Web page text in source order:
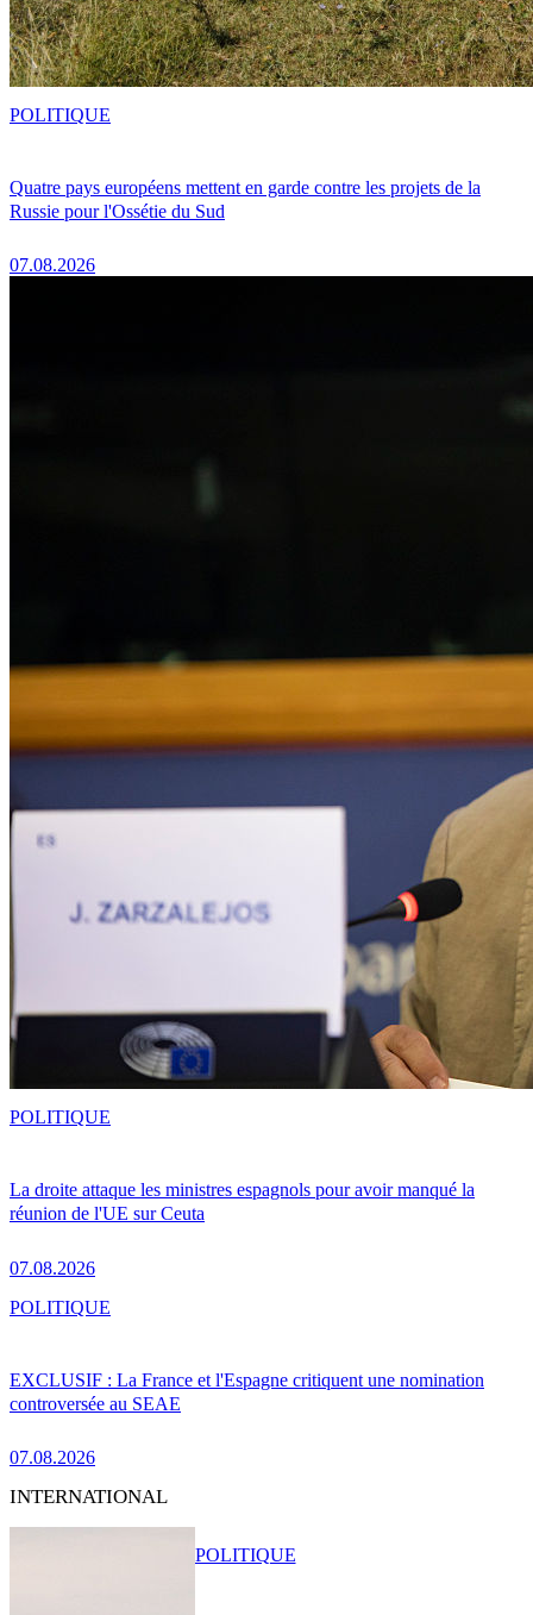
Quatre pays européens mettent en garde contre les projets de la
Russie pour l'Ossétie du Sud
07.08.2026
POLITIQUE
La droite attaque les ministres espagnols pour avoir manqué la
réunion de l'UE sur Ceuta
07.08.2026
POLITIQUE
EXCLUSIF : La France et l'Espagne critiquent une nomination
controversée au SEAE
07.08.2026
POLITIQUE
INTERNATIONAL
POLITIQUE